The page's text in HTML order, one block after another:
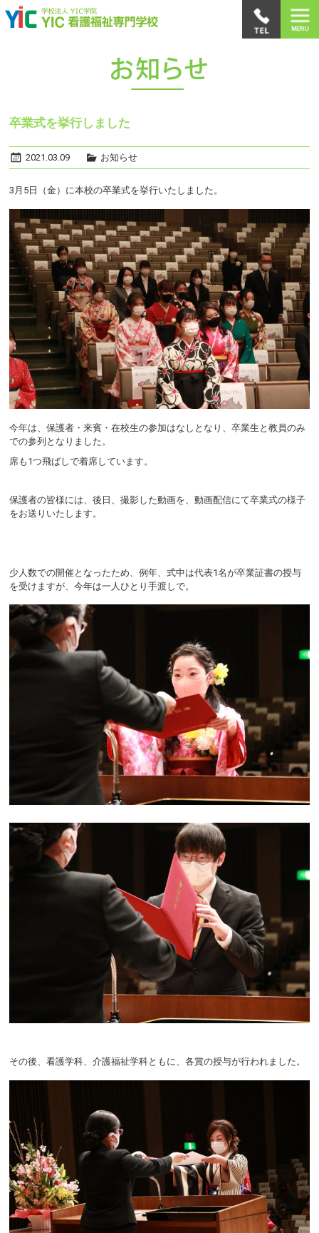
卒業式を挙行しました
2021.03.09 お知らせ
3月5日（金）に本校の卒業式を挙行いたしました。
今年は、保護者・来賓・在校生の参加はなしとなり、卒業生と教員のみ
での参列となりました。
席も1つ飛ばしで着席しています。
保護者の皆様には、後日、撮影した動画を、動画配信にて卒業式の様子
をお送りいたします。
少人数での開催となったため、例年、式中は代表1名が卒業証書の授与
を受けますが、今年は一人ひとり手渡しで。
その後、看護学科、介護福祉学科ともに、各賞の授与が行われました。